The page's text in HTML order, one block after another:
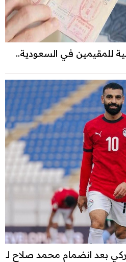
للمقيمين في السعودية..
بعد انضمام محمد صلاح لـ